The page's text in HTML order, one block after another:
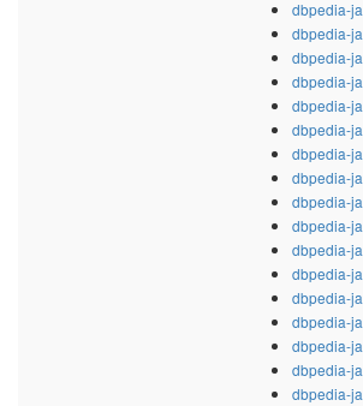
dbpedia-ja
dbpedia-ja
dbpedia-ja
dbpedia-ja
dbpedia-ja
dbpedia-ja
dbpedia-ja
dbpedia-ja
dbpedia-ja
dbpedia-ja
dbpedia-ja
dbpedia-ja
dbpedia-ja
dbpedia-ja
dbpedia-ja
dbpedia-ja
dbpedia-ja